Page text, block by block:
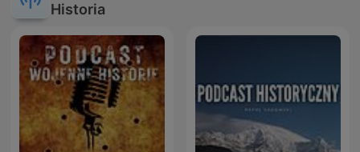
Historia